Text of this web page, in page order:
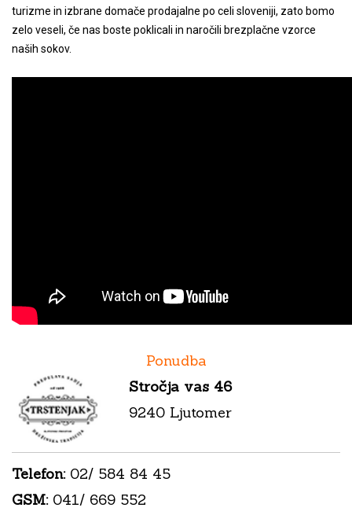
turizme in izbrane domače prodajalne po celi sloveniji, zato bomo
zelo veseli, če nas boste poklicali in naročili brezplačne vzorce
naših sokov.
Ponudba
Stročja vas 46
9240 Ljutomer
Telefon:02/ 584 84 45
GSM:041/ 669 552